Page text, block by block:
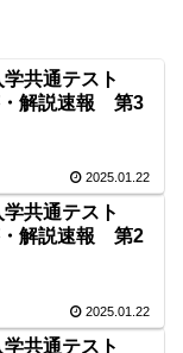
共通テスト
・解説速報 第3
2025.01.22
共通テスト
・解説速報 第2
2025.01.22
共通テスト